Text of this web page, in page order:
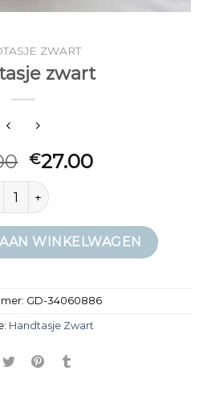
ZWART
zwart
€27.00
zwart aantal
WINKELWAGEN
GD-34060886
Handtasje Zwart